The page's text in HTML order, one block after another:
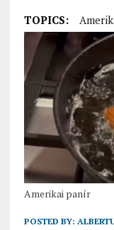
TOPICS:
Amerikai panír
POSTED BY: